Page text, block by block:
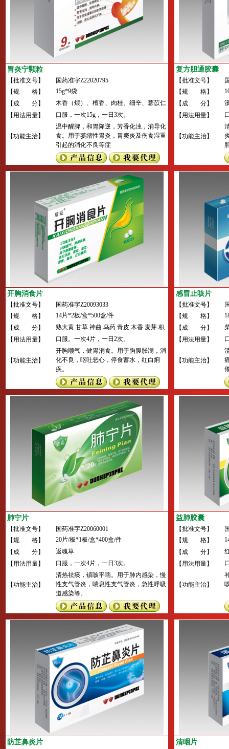
胃炎宁颗粒
【批准文号】
国药准字Z22020795
【规 格】
15g*9袋
【成 分】
木香（煨）、檀香、肉桂、细辛、薏苡仁
（炒）、赤小豆、山楂、鸡内金、乌梅、
【用法用量】 口服，一次15g，一日3次。
【功能主治】
温中醒脾，和胃降逆，芳香化浊，消导化
食。用于萎缩性胃炎，胃窦炎及伤食湿重
引起的消化不良等症
复方胆通胶囊
【批准文号】
【规 格】
【成 分】
【用法用量】
【功能主治】
开胸消食片
【批准文号】
国药准字Z20093033
【规 格】
14片*2板/盒*500盒/件
【成 分】
熟大黄 甘草 神曲 乌药 青皮 木香 麦芽 枳
实 厚朴 山楂 槟榔 莱菔子。
【用法用量】 口服。一次4片，一日2次。
【功能主治】
开胸顺气，健胃消食。用于胸腹胀满，消
化不良，呕吐恶心，停食蓄水，红白痢
疾。
感冒止咳片
【批准文号】
【规 格】
【成 分】
【用法用量】
【功能主治】
肺宁片
【批准文号】
国药准字Z20060001
【规 格】
20片/板*1板/盒*400盒/件
【成 分】
返魂草
【用法用量】
口服，一次4片，一日3次。
【功能主治】
清热祛痰，镇咳平喘。用于肺内感染，慢
性支气管炎，喘息性支气管炎，急性呼吸
道感染等。
益肺胶囊
【批准文号】
【规 格】
【成 分】
【用法用量】
【功能主治】
防芷鼻炎片 清咽片